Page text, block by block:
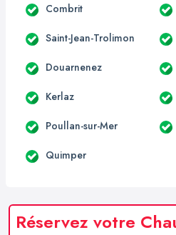
Combrit
Saint-Jean-Trolimon
Douarnenez
Kerlaz
Poullan-sur-Mer
Quimper
Réservez votre